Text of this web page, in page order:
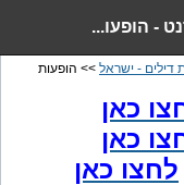
- הופעו...
דילים - ישראל >> הופעות
כאן
כאן
לחצו כאן